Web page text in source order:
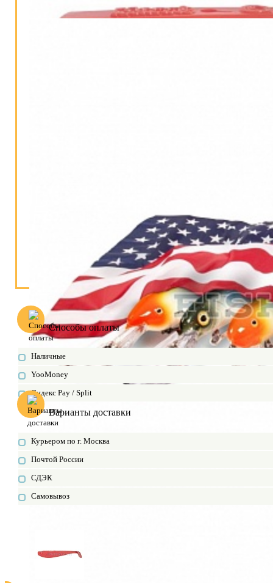
Способы оплаты
Наличные
YooMoney
Яндекс Pay / Split
Варианты доставки
Курьером по г. Москва
Почтой России
СДЭК
Самовывоз